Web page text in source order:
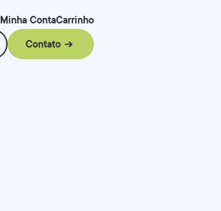
Minha ContaCarrinho
Contato